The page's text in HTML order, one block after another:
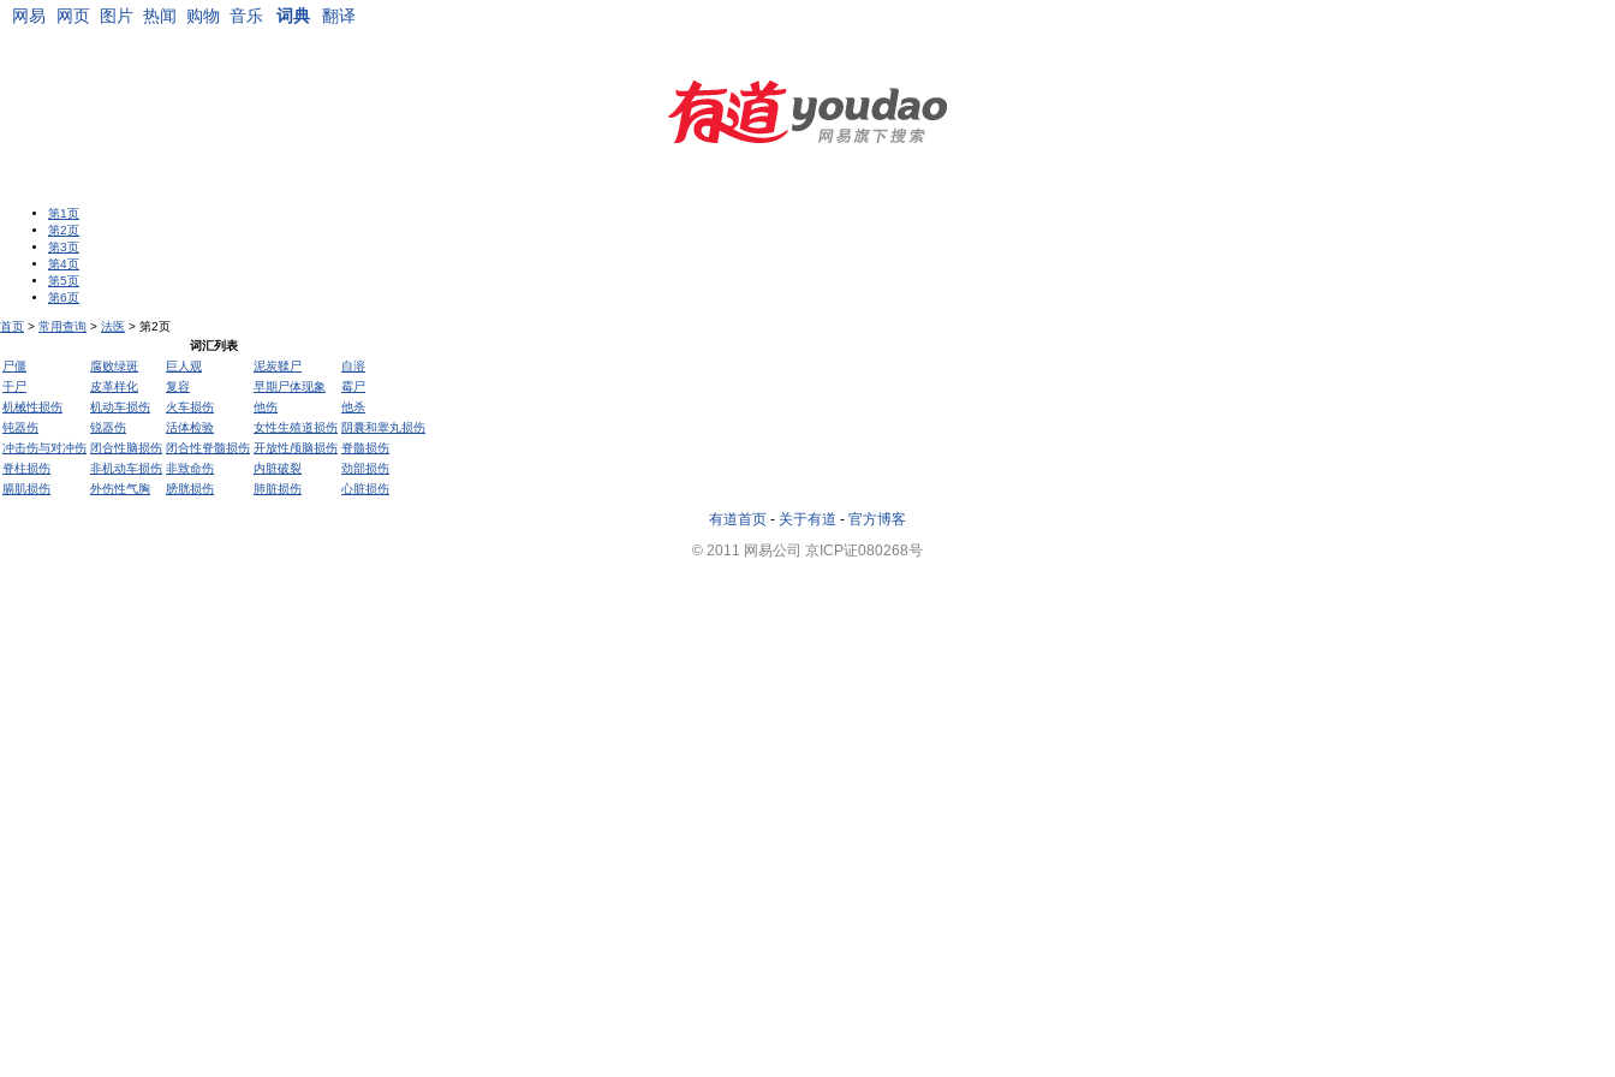
网易 网页 图片 热闻 购物 音乐 词典 翻译
第1页
第2页
第3页
第4页
第5页
第6页
首页 > 常用查询 > 法医 > 第2页
词汇列表
尸僵
腐败绿斑 巨人观 泥炭鞣尸
自溶
干尸
皮革样化 复容 早期尸体现象
霉尸
机械性损伤
机动车损伤 火车损伤 他伤
他杀
钝器伤
锐器伤 活体检验 女性生殖道损伤 阴囊和睾丸损伤
冲击伤与对冲伤 闭合性脑损伤 闭合性脊髓损伤 开放性颅脑损伤 脊髓损伤
脊柱损伤
非机动车损伤 非致命伤 内脏破裂
劲部损伤
膈肌损伤
外伤性气胸 膀胱损伤 肺脏损伤 心脏损伤
有道首页 - 关于有道 - 官方博客
© 2011 网易公司 京ICP证080268号